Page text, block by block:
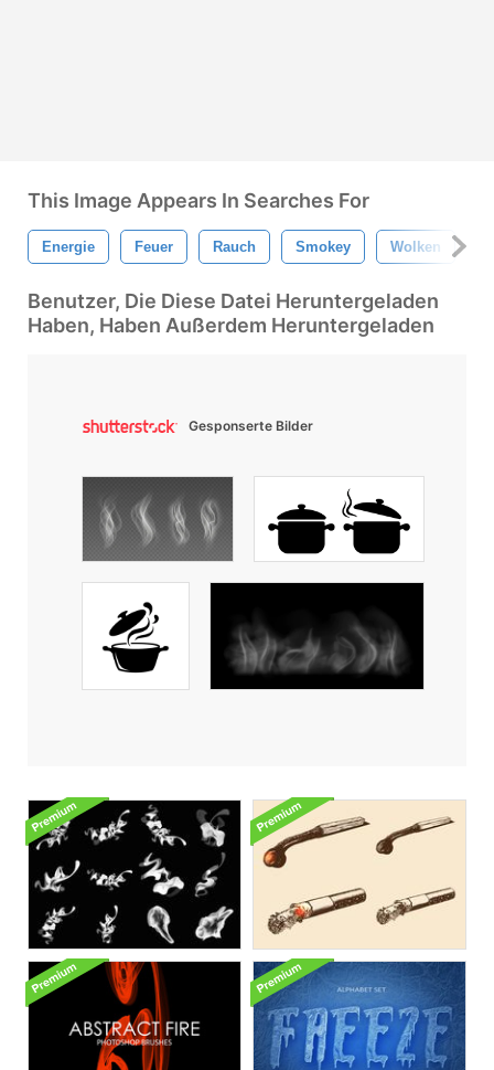
This Image Appears In Searches For
Energie Feuer Rauch Smokey Wolken
Benutzer, Die Diese Datei Heruntergeladen
Haben, Haben Außerdem Heruntergeladen
Gesponserte Bilder